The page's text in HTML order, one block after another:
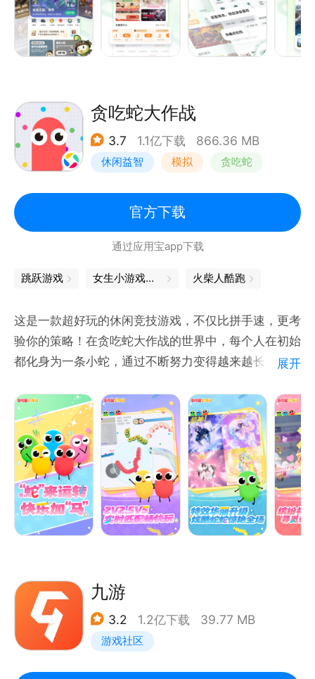
贪吃蛇大作战
3.7 1.1亿下载 866.36 MB
休闲益智 模拟 贪吃蛇
官方下载
通过应用宝app下载
跳跃游戏 女生小游戏大全 火柴人酷跑
这是一款超好玩的休闲竞技游戏，不仅比拼手速，更考
验你的策略！在贪吃蛇大作战的世界中，每个人在初始
都化身为一条小蛇，通过不断努力变得越来越长，最终
暴走超神！
游戏玩法
1.控制摇杆走位你的小蛇，吃掉地图上彩色的小圆点，
就会变长。
2.小心！蛇头碰到其他贪吃蛇就会死亡，并且产生大量
小圆点。
4.无尽模式or限时模式or团战模式，和小伙伴们比比谁
更长吧！
游戏特色
展开
九游
3.2 1.2亿下载 39.77 MB
游戏社区